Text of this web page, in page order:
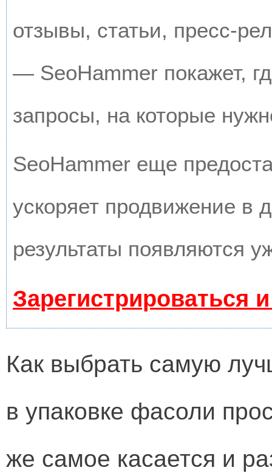
отзывы, статьи, пресс-
— SeoHammer покажет,
запросы, на которые
SeoHammer еще
ускоряет продвижение в
результаты появляются
Зарегистрироваться
Как выбрать самую
в упаковке фасоли
же самое касается и